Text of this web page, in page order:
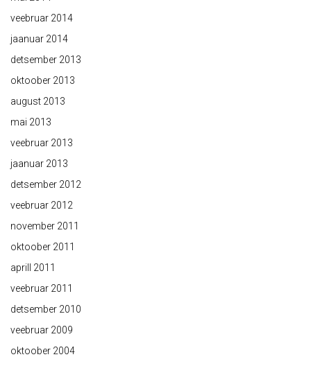
veebruar 2014
jaanuar 2014
detsember 2013
oktoober 2013
august 2013
mai 2013
veebruar 2013
jaanuar 2013
detsember 2012
veebruar 2012
november 2011
oktoober 2011
aprill 2011
veebruar 2011
detsember 2010
veebruar 2009
oktoober 2004